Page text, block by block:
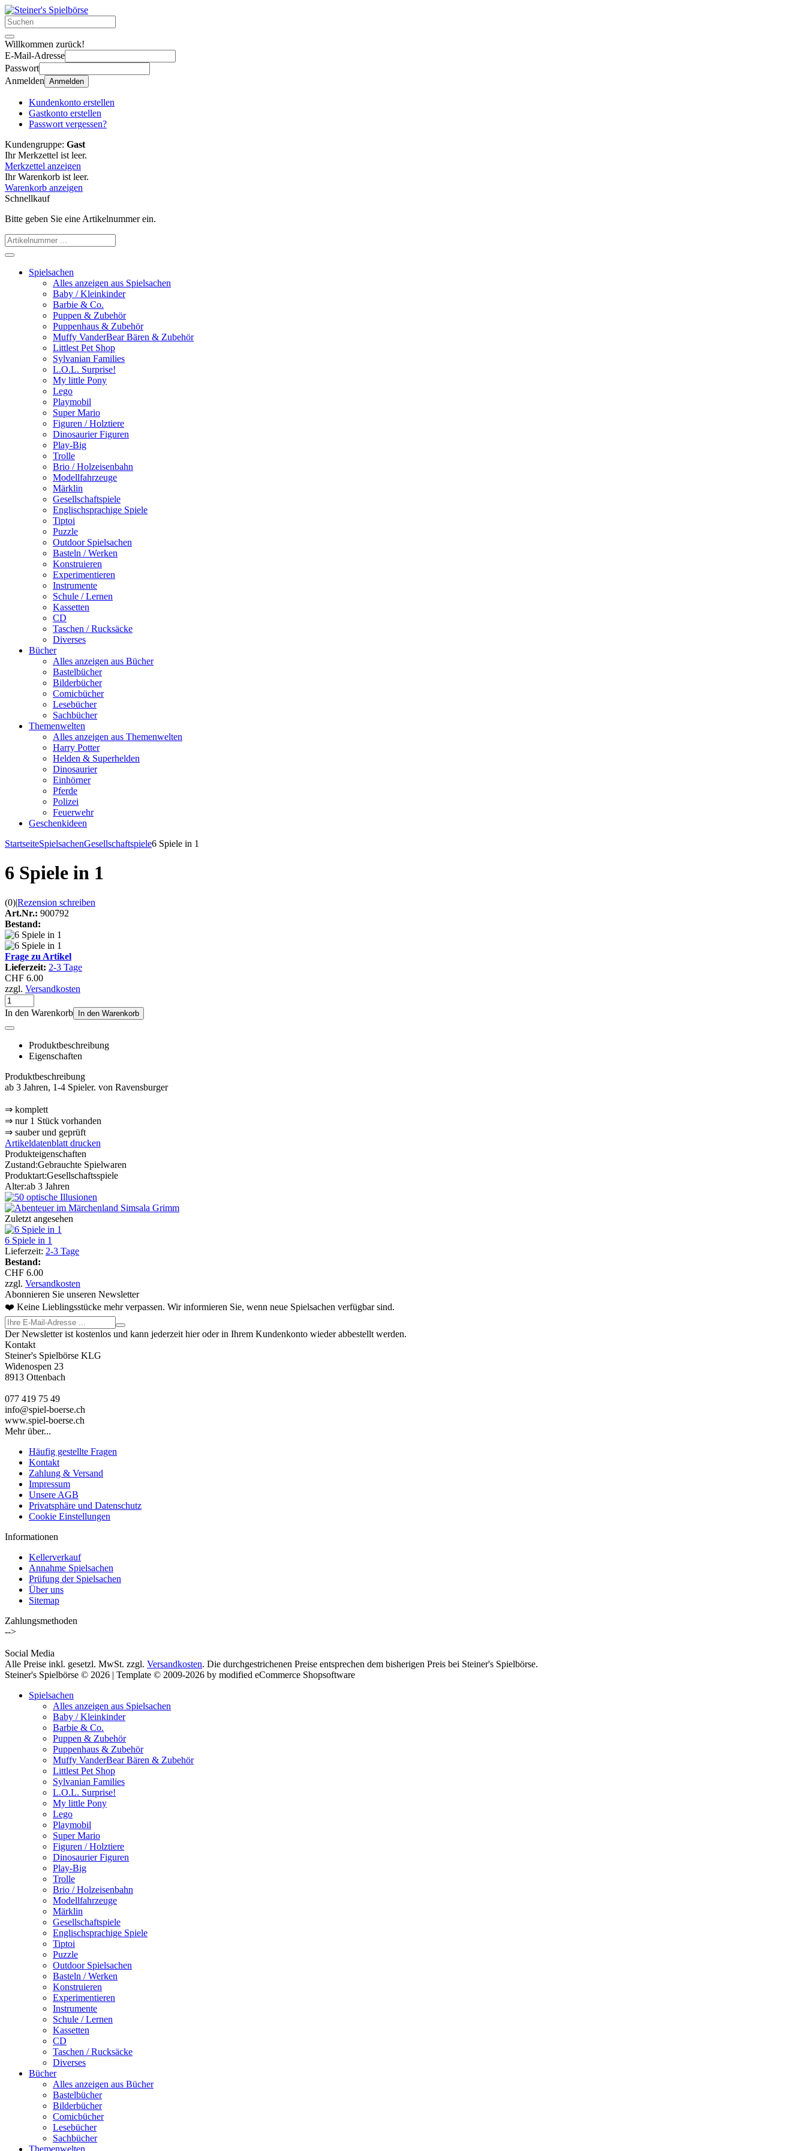
Willkommen zurück!
E-Mail-Adresse
Passwort
Anmelden Anmelden
Kundenkonto erstellen
Gastkonto erstellen
Passwort vergessen?
Kundengruppe: Gast
Ihr Merkzettel ist leer.
Merkzettel anzeigen
Ihr Warenkorb ist leer.
Warenkorb anzeigen
Schnellkauf
Bitte geben Sie eine Artikelnummer ein.
Spielsachen
Alles anzeigen aus Spielsachen
Baby / Kleinkinder
Barbie & Co.
Puppen & Zubehör
Puppenhaus & Zubehör
Muffy VanderBear Bären & Zubehör
Littlest Pet Shop
Sylvanian Families
L.O.L. Surprise!
My little Pony
Lego
Playmobil
Super Mario
Figuren / Holztiere
Dinosaurier Figuren
Play-Big
Trolle
Brio / Holzeisenbahn
Modellfahrzeuge
Märklin
Gesellschaftspiele
Englischsprachige Spiele
Tiptoi
Puzzle
Outdoor Spielsachen
Basteln / Werken
Konstruieren
Experimentieren
Instrumente
Schule / Lernen
Kassetten
CD
Taschen / Rucksäcke
Diverses
Bücher
Alles anzeigen aus Bücher
Bastelbücher
Bilderbücher
Comicbücher
Lesebücher
Sachbücher
Themenwelten
Alles anzeigen aus Themenwelten
Harry Potter
Helden & Superhelden
Dinosaurier
Einhörner
Pferde
Polizei
Feuerwehr
Geschenkideen
StartseiteSpielsachenGesellschaftspiele6 Spiele in 1
6 Spiele in 1
(0)|Rezension schreiben
Art.Nr.: 900792
Bestand:
Frage zu Artikel
Lieferzeit: 2-3 Tage
CHF 6.00
zzgl. Versandkosten
In den Warenkorb In den Warenkorb
Produktbeschreibung
Eigenschaften
Produktbeschreibung
ab 3 Jahren, 1-4 Spieler. von Ravensburger
⇒ komplett
⇒ nur 1 Stück vorhanden
⇒ sauber und geprüft
Artikeldatenblatt drucken
Produkteigenschaften
Zustand:Gebrauchte Spielwaren
Produktart:Gesellschaftsspiele
Alter:ab 3 Jahren
Zuletzt angesehen
6 Spiele in 1
Lieferzeit: 2-3 Tage
Bestand:
CHF 6.00
zzgl. Versandkosten
Abonnieren Sie unseren Newsletter
❤️ Keine Lieblingsstücke mehr verpassen. Wir informieren Sie, wenn neue Spielsachen verfügbar sind.
Der Newsletter ist kostenlos und kann jederzeit hier oder in Ihrem Kundenkonto wieder abbestellt werden.
Kontakt
Steiner's Spielbörse KLG
Widenospen 23
8913 Ottenbach
077 419 75 49
info@spiel-boerse.ch
www.spiel-boerse.ch
Mehr über...
Häufig gestellte Fragen
Kontakt
Zahlung & Versand
Impressum
Unsere AGB
Privatsphäre und Datenschutz
Cookie Einstellungen
Informationen
Kellerverkauf
Annahme Spielsachen
Prüfung der Spielsachen
Über uns
Sitemap
Zahlungsmethoden
-->
Social Media
Alle Preise inkl. gesetzl. MwSt. zzgl. Versandkosten. Die durchgestrichenen Preise entsprechen dem bisherigen Preis bei Steiner's Spielbörse.
Steiner's Spielbörse © 2026 | Template © 2009-2026 by modified eCommerce Shopsoftware
Spielsachen
Alles anzeigen aus Spielsachen
Baby / Kleinkinder
Barbie & Co.
Puppen & Zubehör
Puppenhaus & Zubehör
Muffy VanderBear Bären & Zubehör
Littlest Pet Shop
Sylvanian Families
L.O.L. Surprise!
My little Pony
Lego
Playmobil
Super Mario
Figuren / Holztiere
Dinosaurier Figuren
Play-Big
Trolle
Brio / Holzeisenbahn
Modellfahrzeuge
Märklin
Gesellschaftspiele
Englischsprachige Spiele
Tiptoi
Puzzle
Outdoor Spielsachen
Basteln / Werken
Konstruieren
Experimentieren
Instrumente
Schule / Lernen
Kassetten
CD
Taschen / Rucksäcke
Diverses
Bücher
Alles anzeigen aus Bücher
Bastelbücher
Bilderbücher
Comicbücher
Lesebücher
Sachbücher
Themenwelten